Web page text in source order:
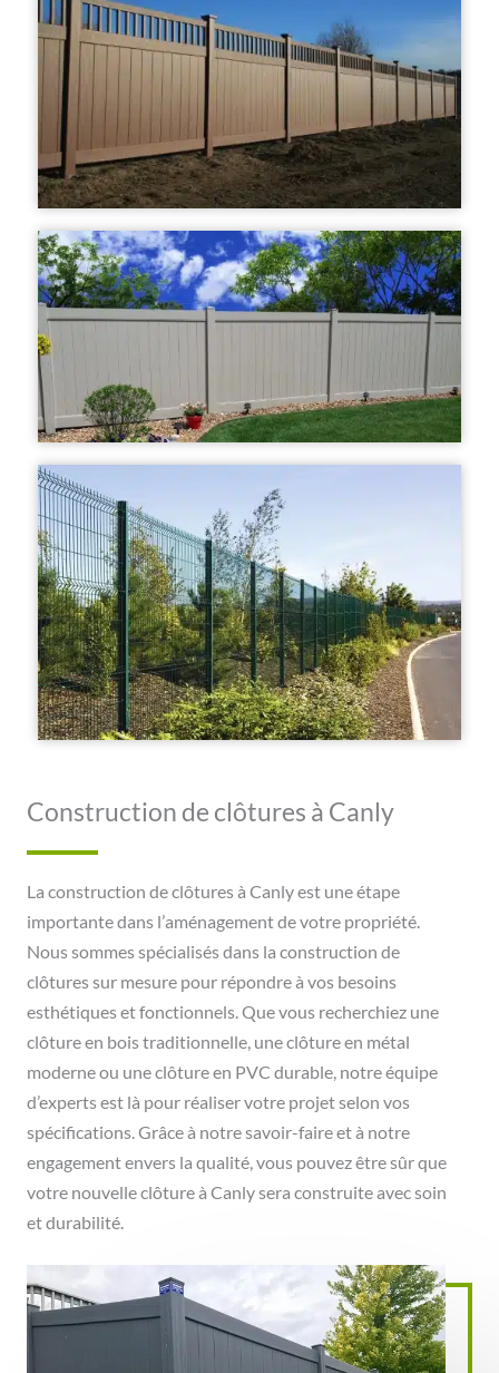
Construction de clôtures à Canly
La construction de clôtures à Canly est une étape
importante dans l’aménagement de votre propriété.
Nous sommes spécialisés dans la construction de
clôtures sur mesure pour répondre à vos besoins
esthétiques et fonctionnels. Que vous recherchiez une
clôture en bois traditionnelle, une clôture en métal
moderne ou une clôture en PVC durable, notre équipe
d’experts est là pour réaliser votre projet selon vos
spécifications. Grâce à notre savoir-faire et à notre
engagement envers la qualité, vous pouvez être sûr que
votre nouvelle clôture à Canly sera construite avec soin
et durabilité.